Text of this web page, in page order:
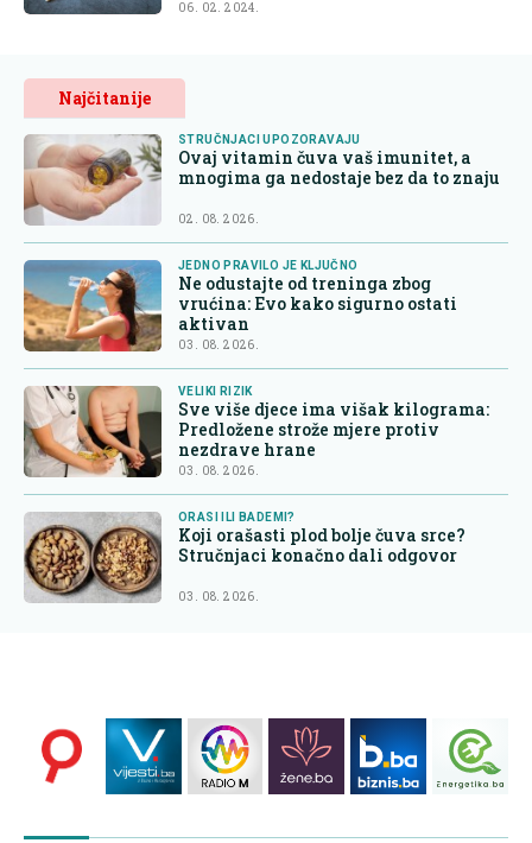
06. 02. 2024.
Najčitanije
STRUČNJACI UPOZORAVAJU
Ovaj vitamin čuva vaš imunitet, a
mnogima ga nedostaje bez da to znaju
02. 08. 2026.
JEDNO PRAVILO JE KLJUČNO
Ne odustajte od treninga zbog
vrućina: Evo kako sigurno ostati
aktivan
03. 08. 2026.
VELIKI RIZIK
Sve više djece ima višak kilograma:
Predložene strože mjere protiv
nezdrave hrane
03. 08. 2026.
ORASI ILI BADEMI?
Koji orašasti plod bolje čuva srce?
Stručnjaci konačno dali odgovor
03. 08. 2026.